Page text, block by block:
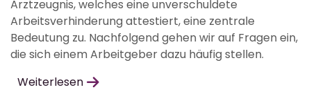
Arztzeugnis, welches eine unverschuldete
Arbeitsverhinderung attestiert, eine zentrale
Bedeutung zu. Nachfolgend gehen wir auf Fragen ein,
die sich einem Arbeitgeber dazu häufig stellen.
Weiterlesen